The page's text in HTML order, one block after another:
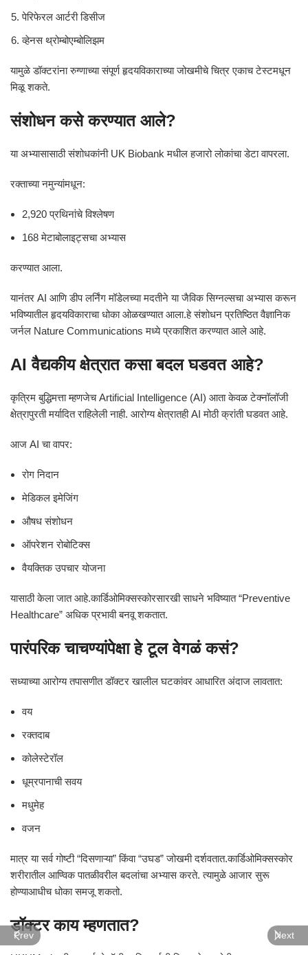
पेरिफेरल आर्टरी डिसीज
व्हेनस थ्रोम्बोएम्बोलिझम
यामुळे डॉक्टरांना रुग्णाच्या संपूर्ण हृदयविकाराच्या जोखमीचे चित्र एकाच टेस्टमधून
मिळू शकते.
संशोधन कसे करण्यात आले?
या अभ्यासासाठी संशोधकांनी UK Biobank मधील हजारो लोकांचा डेटा वापरला.
रक्ताच्या नमुन्यांमधून:
2,920 प्रथिनांचे विश्लेषण
168 मेटाबोलाइट्सचा अभ्यास
करण्यात आला.
यानंतर AI आणि डीप लर्निंग मॉडेलच्या मदतीने या जैविक सिग्नल्सचा अभ्यास करून
भविष्यातील हृदयविकाराचा धोका ओळखण्यात आला.हे संशोधन प्रतिष्ठित वैज्ञानिक
जर्नल Nature Communications मध्ये प्रकाशित करण्यात आले आहे.
AI वैद्यकीय क्षेत्रात कसा बदल घडवत आहे?
कृत्रिम बुद्धिमत्ता म्हणजेच Artificial Intelligence (AI) आता केवळ टेक्नॉलॉजी
क्षेत्रापुरती मर्यादित राहिलेली नाही. आरोग्य क्षेत्रातही AI मोठी क्रांती घडवत आहे.
आज AI चा वापर:
रोग निदान
मेडिकल इमेजिंग
औषध संशोधन
ऑपरेशन रोबोटिक्स
वैयक्तिक उपचार योजना
यासाठी केला जात आहे.कार्डिओमिक्सस्कोरसारखी साधने भविष्यात “Preventive
Healthcare” अधिक प्रभावी बनवू शकतात.
पारंपरिक चाचण्यांपेक्षा हे टूल वेगळं कसं?
सध्याच्या आरोग्य तपासणीत डॉक्टर खालील घटकांवर आधारित अंदाज लावतात:
वय
रक्तदाब
कोलेस्टेरॉल
धूम्रपानाची सवय
मधुमेह
वजन
मात्र या सर्व गोष्टी “दिसणाऱ्या” किंवा “उघड” जोखमी दर्शवतात.कार्डिओमिक्सस्कोर
शरीरातील आण्विक पातळीवरील बदलांचा अभ्यास करते. त्यामुळे आजार सुरू
होण्याआधीच धोका समजू शकतो.
डॉक्टर काय म्हणतात?
Prev Next